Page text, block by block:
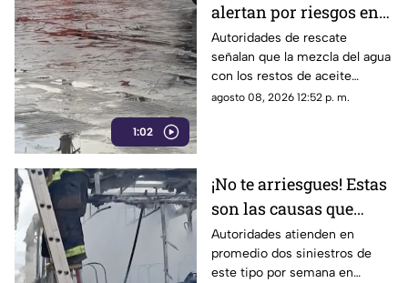
1:02
alertan por riesgos en
el asfalto tras las
recientes lluvias
Autoridades de rescate
señalan que la mezcla del agua
con los restos de aceite
acumulados en la calle provoca
agosto 08, 2026 12:52 p. m.
¡No te arriesgues! Estas
son las causas que
provocan incendios en
vehículos
Autoridades atienden en
promedio dos siniestros de
este tipo por semana en